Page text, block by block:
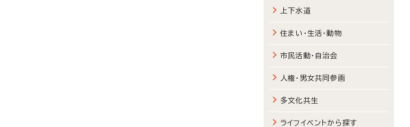
上下水道
住まい・生活・動物
市民活動・自治会
人権・男女共同参画
多文化共生
ライフイベントから探す